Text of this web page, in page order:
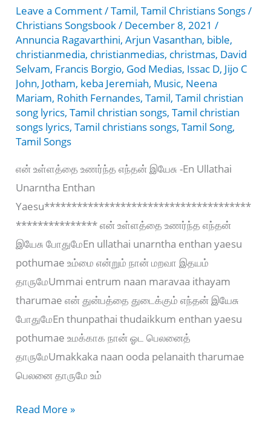
ANBU
Leave a Comment/Tamil,Tamil Christians Songs/
Christians Songsbook/ December 8, 2021/
Annuncia Ragavarthini,Arjun Vasanthan, bible,
christianmedia, christianmedias, christmas, David
Selvam, Francis Borgio, God Medias, Issac D, Jijo C
John, Jotham, keba Jeremiah, Music, Neena
Mariam, Rohith Fernandes,Tamil,Tamil christian
song lyrics,Tamil christian songs,Tamil christian
songs lyrics,Tamil christians songs,Tamil Song,
Tamil Songs
என் உள்ளத்தை உணர்ந்த எந்தன் இயேசு -En Ullathai
Unarntha Enthan
Yaesu**************************************
*************** என் உள்ளத்தை உணர்ந்த எந்தன்
இயேசு போதுமேEn ullathai unarntha enthan yaesu
pothumae உம்மை என்றும் நான் மறவா இதயம்
தாருமேUmmai entrum naan maravaa ithayam
tharumae என் துன்பத்தை துடைக்கும் எந்தன் இயேசு
போதுமேEn thunpathai thudaikkum enthan yaesu
pothumae உமக்காக நான் ஓட பெலனைத்
தாருமேUmakkaka naan ooda pelanaith tharumae
பெலனை தாருமே உம்
என்
Read More »